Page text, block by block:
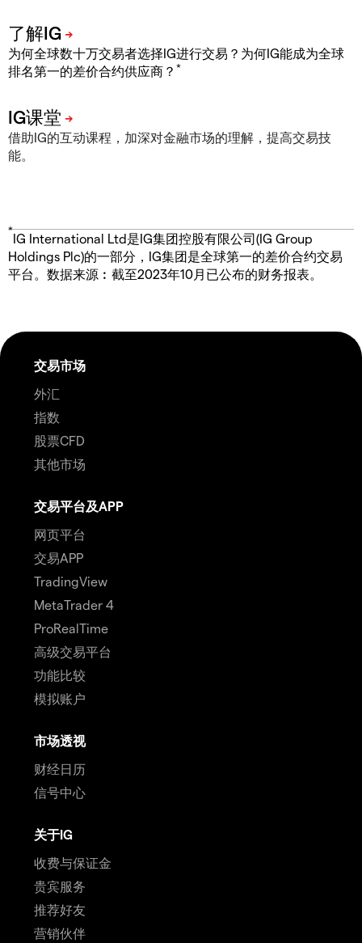
为何全球数十万交易者选择IG进行交易？为何IG能成为全球
排名第一的差价合约供应商？ *
借助IG的互动课程，加深对金融市场的理解，提高交易技
能。
*
IG International Ltd是IG集团控股有限公司(IG Group
Holdings Plc)的一部分，IG集团是全球第一的差价合约交易
平台。数据来源︰截至2023年10月已公布的财务报表。
交易市场
外汇
指数
股票CFD
其他市场
交易平台及APP
网页平台
交易APP
TradingView
MetaTrader 4
ProRealTime
高级交易平台
功能比较
模拟账户
市场透视
财经日历
信号中心
关于IG
收费与保证金
贵宾服务
推荐好友
营销伙伴